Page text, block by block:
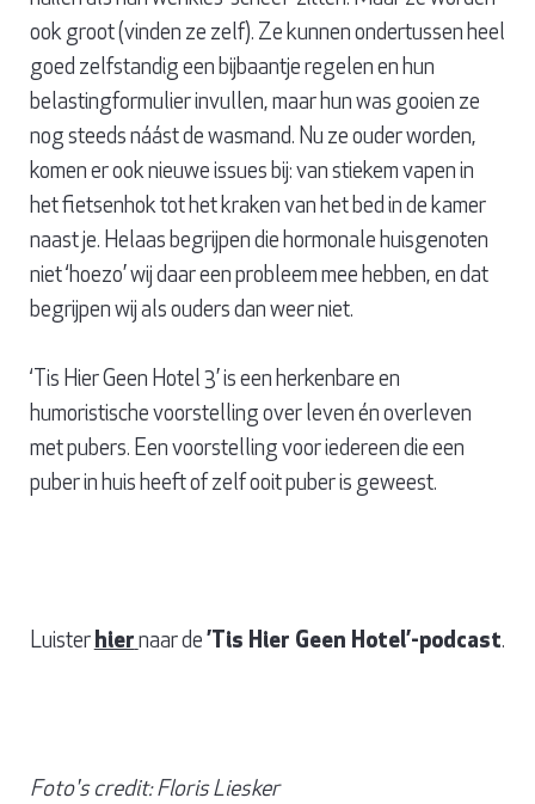
ook groot (vinden ze zelf). Ze kunnen ondertussen heel
goed zelfstandig een bijbaantje regelen en hun
belastingformulier invullen, maar hun was gooien ze
nog steeds náást de wasmand. Nu ze ouder worden,
komen er ook nieuwe issues bij: van stiekem vapen in
het fietsenhok tot het kraken van het bed in de kamer
naast je. Helaas begrijpen die hormonale huisgenoten
niet ‘hoezo’ wij daar een probleem mee hebben, en dat
begrijpen wij als ouders dan weer niet.
‘Tis Hier Geen Hotel 3’ is een herkenbare en
humoristische voorstelling over leven én overleven
met pubers. Een voorstelling voor iedereen die een
puber in huis heeft of zelf ooit puber is geweest.
Luister hier naar de ’Tis Hier Geen Hotel’-podcast.
Foto's credit: Floris Liesker